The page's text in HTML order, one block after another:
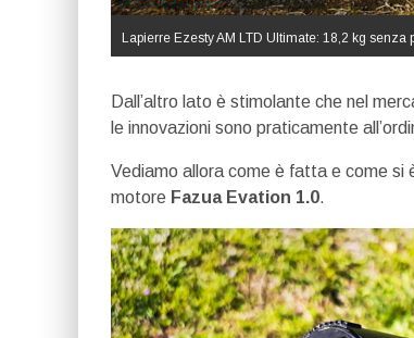
Lapierre Ezesty AM LTD Ultimate: 18,2 kg senza
Dall’altro lato è stimolante che nel
le innovazioni sono praticamente
Vediamo allora come è fatta e come si
motore Fazua Evation 1.0.